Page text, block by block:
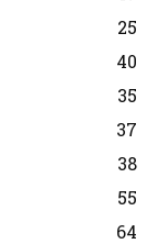
25
40
35
37
38
55
64